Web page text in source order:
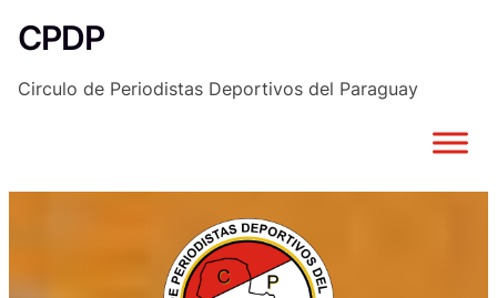
Saltar
al
contenido
CPDP
Circulo de Periodistas Deportivos del Paraguay